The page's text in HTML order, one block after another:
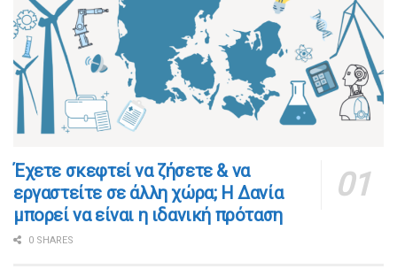
​​Έχετε σκεφτεί να ζήσετε & να
εργαστείτε σε άλλη χώρα; Η Δανία
μπορεί να είναι η ιδανική πρόταση
0 SHARES